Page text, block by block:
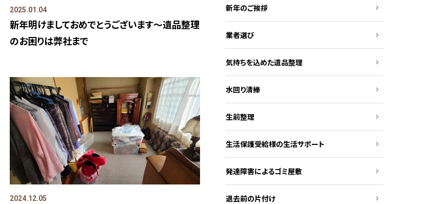
2025.01.04
新年明けましておめでとうございます～遺品整理
のお困りは弊社まで
2024.12.05
新年のご挨拶
業者選び
気持ちを込めた遺品整理
水回り清掃
生前整理
生活保護受給様の生活サポート
発達障害によるゴミ屋敷
退去前の片付け